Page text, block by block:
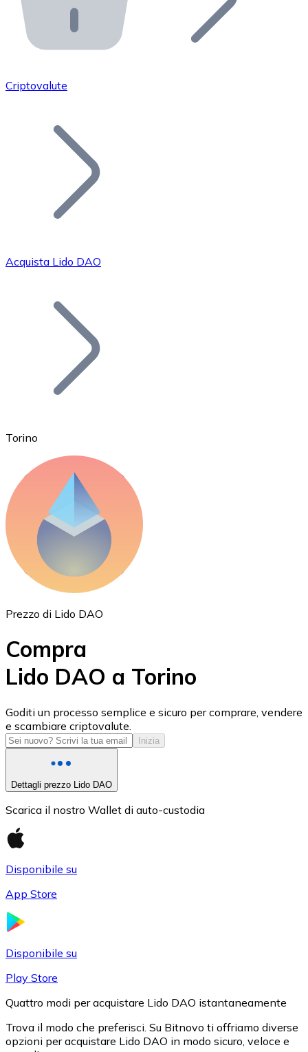
API Bitnovo
Integra la nostra API nel tuo ecosistema.
Unisciti alla nostra rete di rivenditori e
Aggiungi il token del tuo progetto al nostro servizio di
Bitcoin
Ethereum
ETH
USD Coin
USDC
Criptovalute
Acquista Lido DAO
Torino
Prezzo di Lido DAO
Compra
Lido DAO a Torino
Goditi un processo semplice e sicuro per comprare, vendere
e scambiare criptovalute.
Inizia
Dettagli prezzo Lido DAO
Scarica il nostro Wallet di auto-custodia
Disponibile su
App Store
Disponibile su
Play Store
Quattro modi per acquistare Lido DAO istantaneamente
Trova il modo che preferisci. Su Bitnovo ti offriamo diverse
opzioni per acquistare Lido DAO in modo sicuro, veloce e